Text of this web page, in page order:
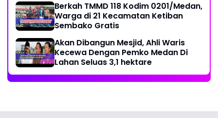
Berkah TMMD 118 Kodim 0201/Medan,
Warga di 21 Kecamatan Ketiban
Sembako Gratis
Akan Dibangun Mesjid, Ahli Waris
Kecewa Dengan Pemko Medan Di
Lahan Seluas 3,1 hektare